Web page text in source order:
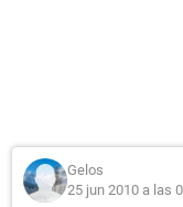
Gelos
25 jun 2010 a las